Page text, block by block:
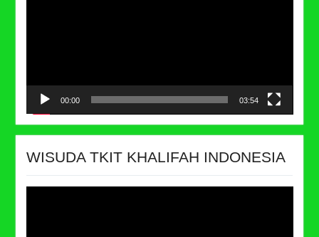
00:00 03:54
WISUDA TKIT KHALIFAH INDONESIA